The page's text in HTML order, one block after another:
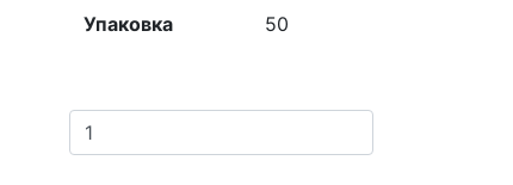
Упаковка 50